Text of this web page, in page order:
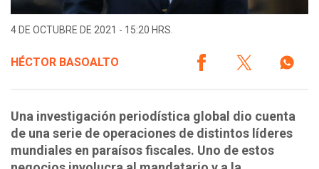
4 DE OCTUBRE DE 2021 - 15:20 HRS.
HÉCTOR BASOALTO
Una investigación periodística global dio cuenta
de una serie de operaciones de distintos líderes
mundiales en paraísos fiscales. Uno de estos